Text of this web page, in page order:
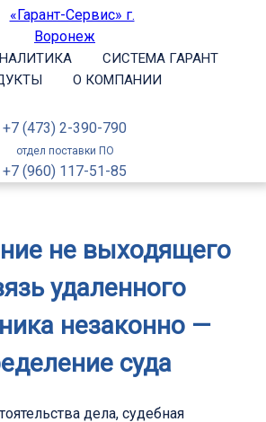
СИСТЕМА ГАРАНТ
О КОМПАНИИ
+7 (473) 2-390-790
отдел поставки ПО
+7 (960) 117-51-85
не выходящего
удаленного
незаконно —
суда
дела, судебная